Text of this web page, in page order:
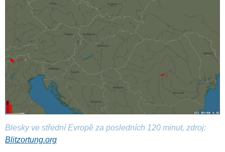
Blesky ve střední Evropě za posledních 120 minut, zdroj:
Blitzortung.org